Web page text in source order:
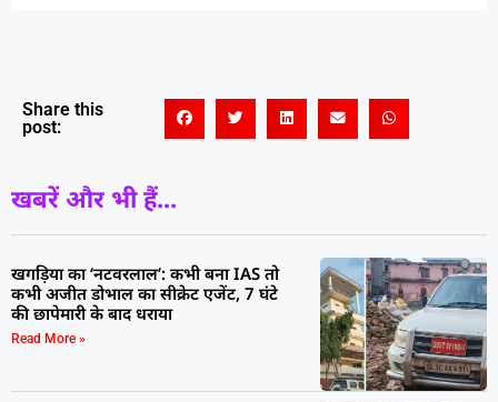
Share this
post:
खबरें और भी हैं...
खगड़िया का ‘नटवरलाल’: कभी बना IAS तो
कभी अजीत डोभाल का सीक्रेट एजेंट, 7 घंटे
की छापेमारी के बाद धराया
Read More »